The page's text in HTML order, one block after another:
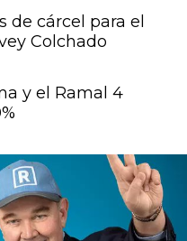
de cárcel para el
Colchado
y el Ramal 4